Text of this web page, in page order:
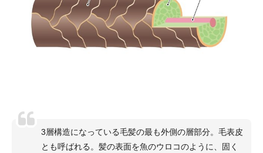
3層構造になっている毛髪の最も外側の層部分。毛表皮
とも呼ばれる。髪の表面を魚のウロコのように、固く